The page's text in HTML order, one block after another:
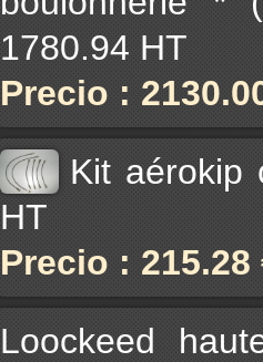
1780.94 HT
Precio :
Kit aérokip
HT
Precio : 215.28
Loockeed